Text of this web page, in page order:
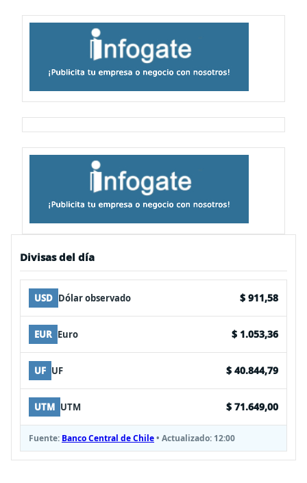
Divisas del día
USD Dólar observado $ 911,58
EUR Euro $ 1.053,36
UF UF $ 40.844,79
UTM UTM $ 71.649,00
Fuente: Banco Central de Chile• Actualizado: 12:00